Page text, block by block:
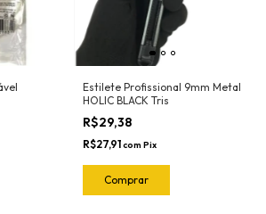
Estilete Profissional 9mm Metal
HOLIC BLACK Tris
R$29,38
R$27,91com Pix